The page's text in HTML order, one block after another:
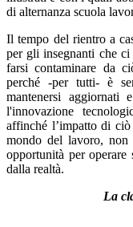
di alternanza scuola
Il tempo del rientro a
per gli insegnanti che ci
farsi contaminare da
perché -per tutti- è
mantenersi aggiornati
l'innovazione
affinché l’impatto di
mondo del lavoro, non
opportunità per
dalla realtà.
La